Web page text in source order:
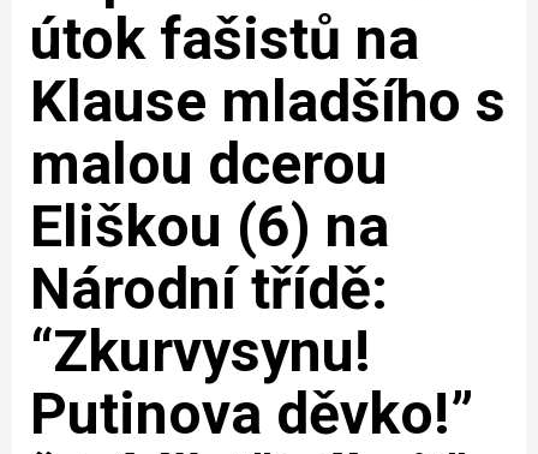
útok fašistů na
Klause mladšího s
malou dcerou
Eliškou (6) na
Národní třídě:
“Zkurvysynu!
Putinova děvko!”